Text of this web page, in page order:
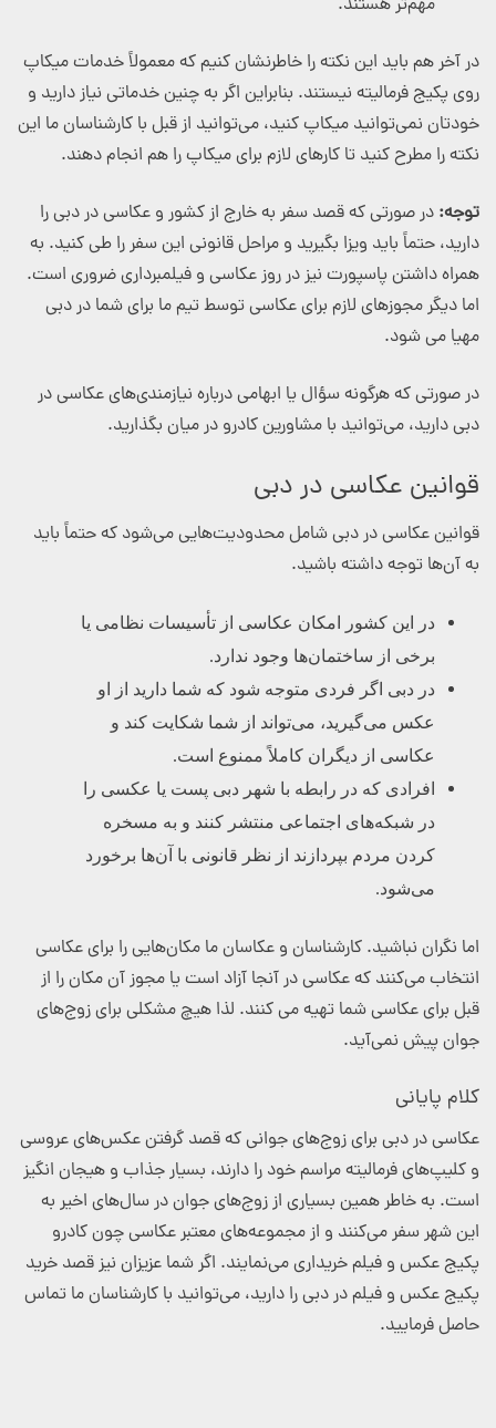
در آخر هم باید این نکته را خاطرنشان کنیم که معمولاً خدمات میکاپ
روی پکیج فرمالیته نیستند. بنابراین اگر به چنین خدماتی نیاز دارید و
خودتان نمی‌توانید میکاپ کنید، می‌توانید از قبل با کارشناسان ما این
نکته را مطرح کنید تا کارهای لازم برای میکاپ را هم انجام دهند.
توجه: در صورتی که قصد سفر به خارج از کشور و عکاسی در دبی را
دارید، حتماً باید ویزا بگیرید و مراحل قانونی این سفر را طی کنید. به
همراه داشتن پاسپورت نیز در روز عکاسی و فیلمبرداری ضروری است.
اما دیگر مجوزهای لازم برای عکاسی توسط تیم ما برای شما در دبی
مهیا می شود.
در صورتی که هرگونه سؤال یا ابهامی درباره نیازمندی‌های عکاسی در
دبی دارید، می‌توانید با مشاورین کادرو در میان بگذارید.
قوانین عکاسی در دبی
قوانین عکاسی در دبی شامل محدودیت‌هایی می‌شود که حتماً باید
به آن‌ها توجه داشته باشید.
در این کشور امکان عکاسی از تأسیسات نظامی یا
برخی از ساختمان‌ها وجود ندارد.
در دبی اگر فردی متوجه شود که شما دارید از او
عکس می‌گیرید، می‌تواند از شما شکایت کند و
عکاسی از دیگران کاملاً ممنوع است.
افرادی که در رابطه با شهر دبی پست یا عکسی را
در شبکه‌های اجتماعی منتشر کنند و به مسخره
کردن مردم بپردازند از نظر قانونی با آن‌ها برخورد
می‌شود.
اما نگران نباشید. کارشناسان و عکاسان ما مکان‌هایی را برای عکاسی
انتخاب می‌کنند که عکاسی در آنجا آزاد است یا مجوز آن مکان را از
قبل برای عکاسی شما تهیه می کنند. لذا هیچ مشکلی برای زوج‌های
جوان پیش نمی‌آید.
کلام پایانی
عکاسی در دبی برای زوج‌های جوانی که قصد گرفتن عکس‌های عروسی
و کلیپ‌های فرمالیته مراسم خود را دارند، بسیار جذاب و هیجان انگیز
است. به خاطر همین بسیاری از زوج‌های جوان در سال‌های اخیر به
این شهر سفر می‌کنند و از مجموعه‌های معتبر عکاسی چون کادرو
پکیج عکس و فیلم خریداری می‌نمایند. اگر شما عزیزان نیز قصد خرید
پکیج عکس و فیلم در دبی را دارید، می‌توانید با کارشناسان ما تماس
حاصل فرمایید.